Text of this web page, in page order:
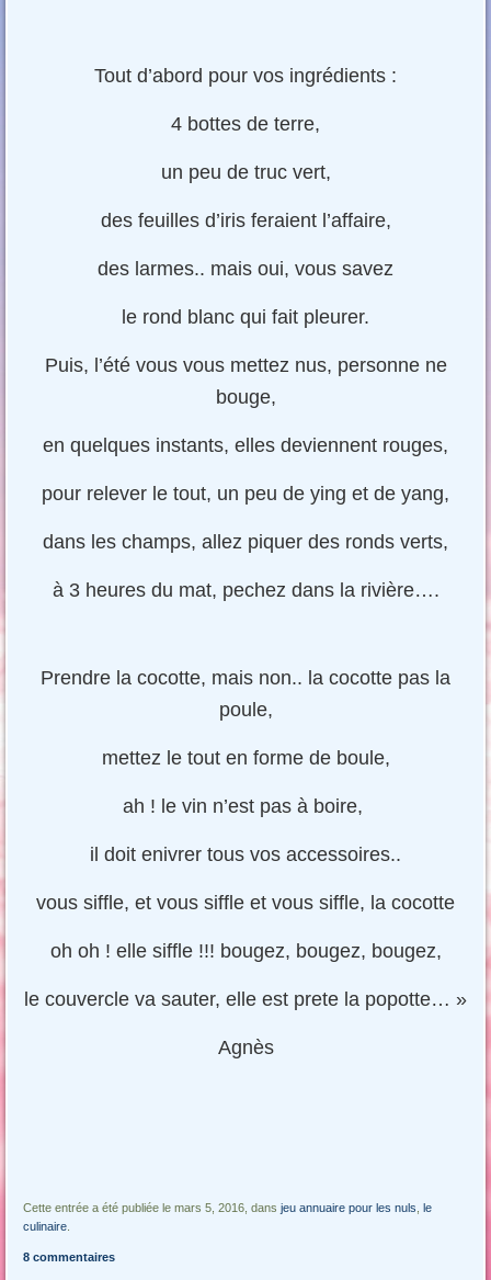
Tout d’abord pour vos ingrédients :
4 bottes de terre,
un peu de truc vert,
des feuilles d’iris feraient l’affaire,
des larmes.. mais oui, vous savez
le rond blanc qui fait pleurer.
Puis, l’été vous vous mettez nus, personne ne
bouge,
en quelques instants, elles deviennent rouges,
pour relever le tout, un peu de ying et de yang,
dans les champs, allez piquer des ronds verts,
à 3 heures du mat, pechez dans la rivière….
Prendre la cocotte, mais non.. la cocotte pas la
poule,
mettez le tout en forme de boule,
ah ! le vin n’est pas à boire,
il doit enivrer tous vos accessoires..
vous siffle, et vous siffle et vous siffle, la cocotte
oh oh ! elle siffle !!! bougez, bougez, bougez,
le couvercle va sauter, elle est prete la popotte… »
Agnès
Cette entrée a été publiée le mars 5, 2016, dansjeu annuaire pour les nuls ,le
culinaire
8 commentaires